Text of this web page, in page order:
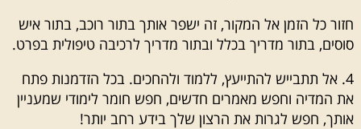
חזור כל הזמן אל המקור, זה ישפר אותך בתור רוכב, בתור איש
סוסים, בתור מדריך בכלל ובתור מדריך לרכיבה טיפולית בפרט.
4. אל תתבייש להתייעץ, ללמוד ולהחכים. בכל הזדמנות פתח
את המדיה וחפש מאמרים חדשים, חפש חומר לימודי שמעניין
אותך, חפש לגרות את הרצון שלך בידע רחב יותר!